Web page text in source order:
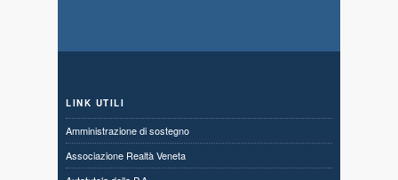
LINK UTILI
Amministrazione di sostegno
Associazione Realtà Veneta